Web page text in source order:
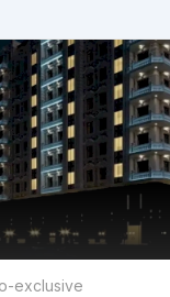
exclusive